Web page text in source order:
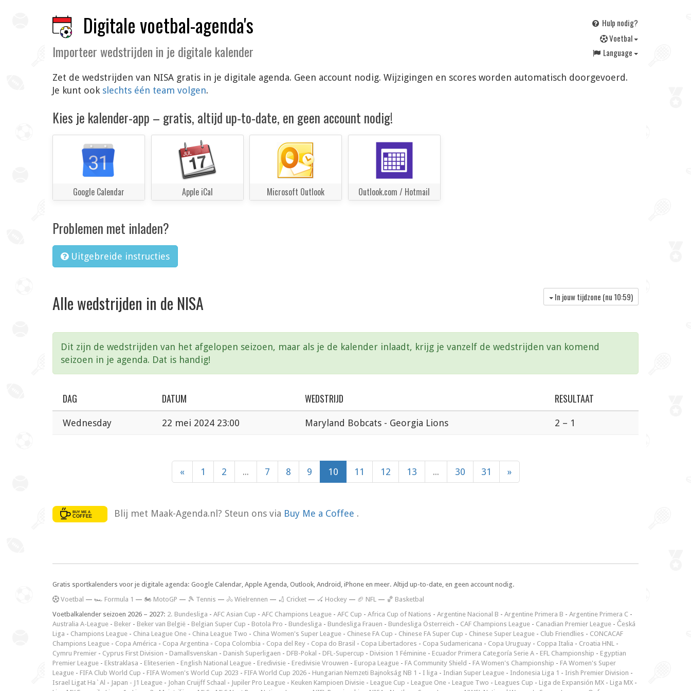
Digitale voetbal-agenda's
Importeer wedstrijden in je digitale kalender
Hulp nodig?
Voetbal
Language
Zet de wedstrijden van NISA gratis in je digitale agenda. Geen account nodig. Wijzigingen en scores worden automatisch doorgevoerd.
Je kunt ook slechts één team volgen.
Kies je kalender-app – gratis, altijd up-to-date, en geen account nodig!
Google Calendar Apple iCal Microsoft Outlook Outlook.com / Hotmail
Problemen met inladen?
Uitgebreide instructies
Alle wedstrijden in de NISA In jouw tijdzone (nu 10:59)
Dit zijn de wedstrijden van het afgelopen seizoen, maar als je de kalender inlaadt, krijg je vanzelf de wedstrijden van komend
seizoen in je agenda. Dat is handig!
DAG DATUM WEDSTRIJD RESULTAAT
Wednesday 22 mei 2024 23:00 Maryland Bobcats - Georgia Lions 2 – 1
« 1 2 ... 7 8 9 10 11 12 13 ... 30 31 »
Blij met Maak-Agenda.nl? Steun ons via Buy Me a Coffee .
Gratis sportkalenders voor je digitale agenda: Google Calendar, Apple Agenda, Outlook, Android, iPhone en meer. Altijd up-to-date, en geen account nodig.
Voetbal — 🏎️ Formula 1 — 🏍 MotoGP — 🎾 Tennis — 🚴 Wielrennen — 🏏 Cricket — 🏑 Hockey — 🏈 NFL — 🏀 Basketbal
Voetbalkalender seizoen 2026 – 2027: 2. Bundesliga - AFC Asian Cup - AFC Champions League - AFC Cup - Africa Cup of Nations - Argentine Nacional B - Argentine Primera B - Argentine Primera C -
Australia A-League - Beker - Beker van België - Belgian Super Cup - Botola Pro - Bundesliga - Bundesliga Frauen - Bundesliga Österreich - CAF Champions League - Canadian Premier League - Česká
Liga - Champions League - China League One - China League Two - China Women's Super League - Chinese FA Cup - Chinese FA Super Cup - Chinese Super League - Club Friendlies - CONCACAF
Champions League - Copa América - Copa Argentina - Copa Colombia - Copa del Rey - Copa do Brasil - Copa Libertadores - Copa Sudamericana - Copa Uruguay - Coppa Italia - Croatia HNL -
Cymru Premier - Cyprus First Division - Damallsvenskan - Danish Superligaen - DFB-Pokal - DFL-Supercup - Division 1 Féminine - Ecuador Primera Categoría Serie A - EFL Championship - Egyptian
Premier League - Ekstraklasa - Eliteserien - English National League - Eredivisie - Eredivisie Vrouwen - Europa League - FA Community Shield - FA Women's Championship - FA Women's Super
League - FIFA Club World Cup - FIFA Women's World Cup 2023 - FIFA World Cup 2026 - Hungarian Nemzeti Bajnokság NB 1 - I liga - Indian Super League - Indonesia Liga 1 - Irish Premier Division -
Israel Ligat Ha`Al - Japan - J1 League - Johan Cruijff Schaal - Jupiler Pro League - Keuken Kampioen Divisie - League Cup - League One - League Two - Leagues Cup - Liga de Expansión MX - Liga MX -